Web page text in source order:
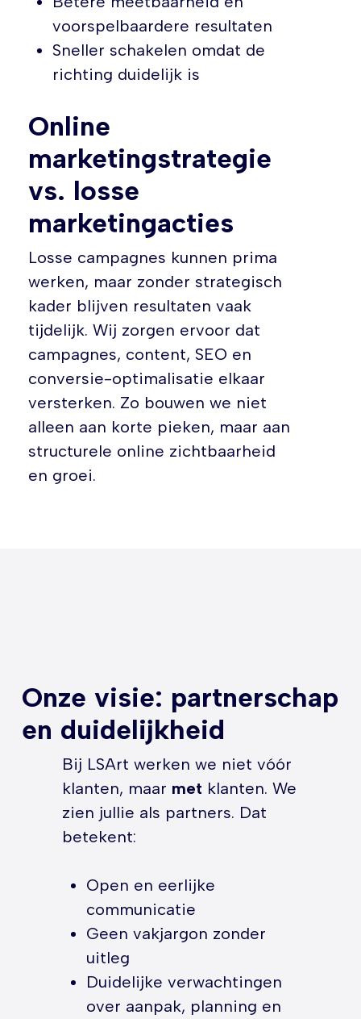
voorspelbaardere resultaten
Sneller schakelen omdat de
richting duidelijk is
Online
marketingstrategie
vs. losse
marketingacties
Losse campagnes kunnen prima
werken, maar zonder strategisch
kader blijven resultaten vaak
tijdelijk. Wij zorgen ervoor dat
campagnes, content, SEO en
conversie-optimalisatie elkaar
versterken. Zo bouwen we niet
alleen aan korte pieken, maar aan
structurele online zichtbaarheid
en groei.
Onze visie: partnerschap
en duidelijkheid
Bij LSArt werken we niet vóór
klanten, maar met klanten. We
zien jullie als partners. Dat
betekent:
Open en eerlijke
communicatie
Geen vakjargon zonder
uitleg
Duidelijke verwachtingen
over aanpak, planning en